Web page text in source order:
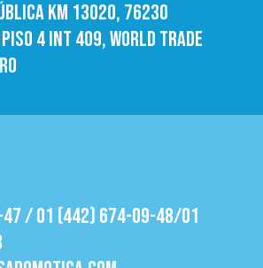
Km 13020, 76230
4 int 409, World trade
/ 01 (442) 674-09-48/01